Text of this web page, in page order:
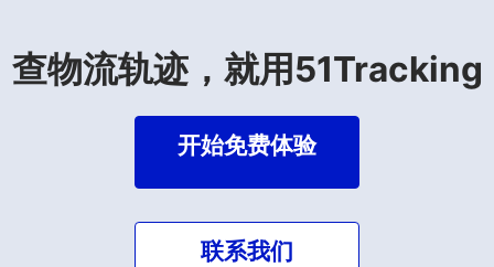
查物流轨迹，就用51Tracking
开始免费体验
联系我们